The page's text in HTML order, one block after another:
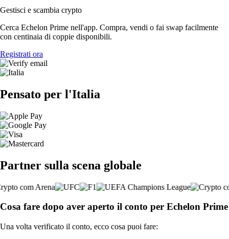
Gestisci e scambia crypto
Cerca Echelon Prime nell'app. Compra, vendi o fai swap facilmente
con centinaia di coppie disponibili.
Registrati ora
Pensato per l'Italia
Partner sulla scena globale
Cosa fare dopo aver aperto il conto per Echelon Prime
Una volta verificato il conto, ecco cosa puoi fare: